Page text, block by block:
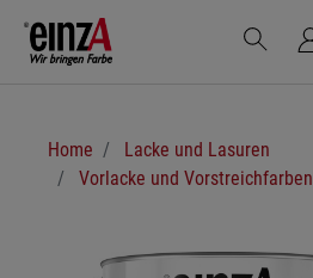
Zum Hauptinhalt springen
Home
Lacke und Lasuren
Vorlacke und Vorstreichfarben